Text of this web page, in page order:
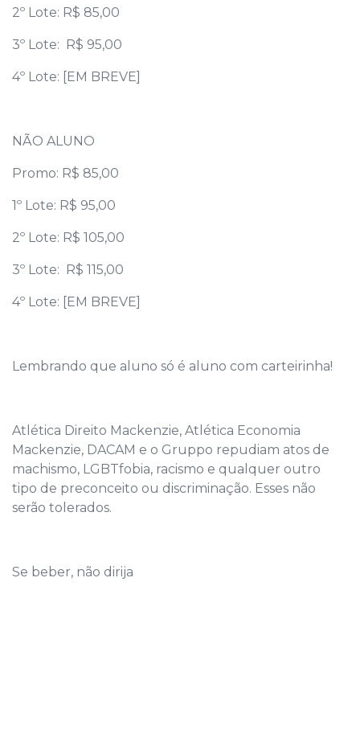
2º Lote: R$ 85,00
3º Lote: R$ 95,00
4º Lote: [EM BREVE]
NÃO ALUNO
Promo: R$ 85,00
1º Lote: R$ 95,00
2º Lote: R$ 105,00
3º Lote: R$ 115,00
4º Lote: [EM BREVE]
Lembrando que aluno só é aluno com carteirinha!
Atlética Direito Mackenzie, Atlética Economia
Mackenzie, DACAM e o Gruppo repudiam atos de
machismo, LGBTfobia, racismo e qualquer outro
tipo de preconceito ou discriminação. Esses não
serão tolerados.
Se beber, não dirija